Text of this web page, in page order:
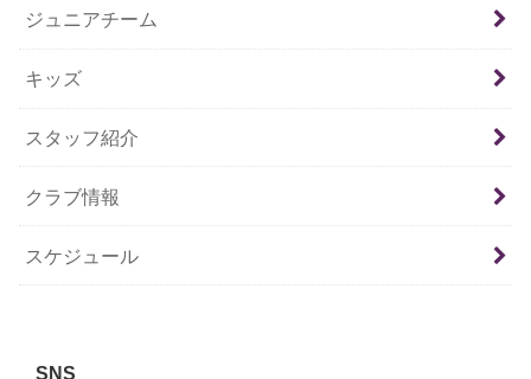
ジュニアチーム
キッズ
スタッフ紹介
クラブ情報
スケジュール
SNS